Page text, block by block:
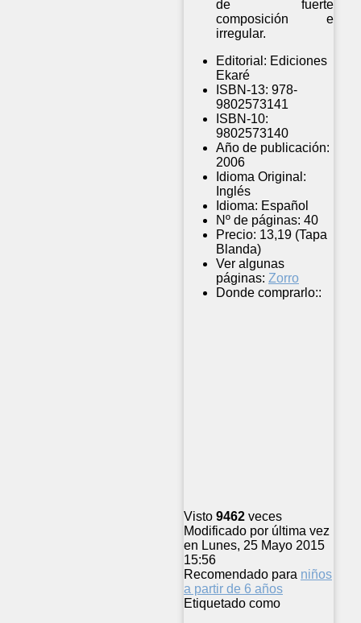
de fuerte
composición e
irregular.
Editorial: Ediciones
Ekaré
ISBN-13: 978-
9802573141
ISBN-10:
9802573140
Año de publicación:
2006
Idioma Original:
Inglés
Idioma: Español
Nº de páginas: 40
Precio: 13,19 (Tapa
Blanda)
Ver algunas
páginas: Zorro
Donde comprarlo::
Visto 9462 veces
Modificado por última vez
en Lunes, 25 Mayo 2015
15:56
Recomendado para niños
a partir de 6 años
Etiquetado como